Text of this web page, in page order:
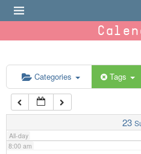
Categories Tags
23
All-day
6:00 am
7:00 am
8:00 am